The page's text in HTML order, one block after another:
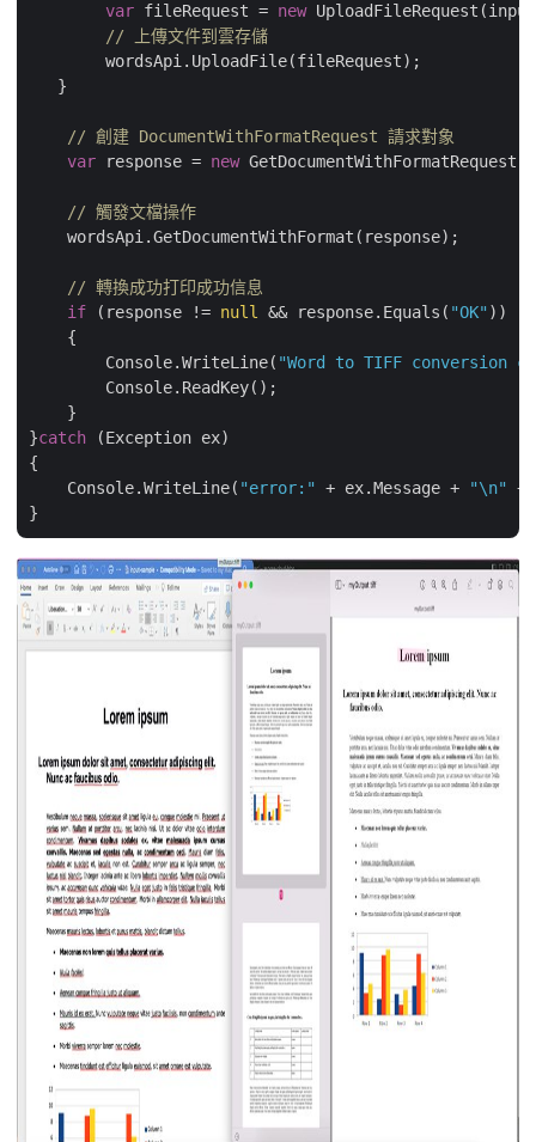
var fileRequest = new
// 上傳文件到雲存儲
        wordsApi.UploadFile(fileRequest);
   }
// 創建 DocumentWithFormatRequest 請求對象
var response = new GetDocumentWithFormatRequest(
// 觸發文檔操作
    wordsApi.GetDocumentWithFormat(response);
// 轉換成功打印成功信息
if (response != null && response.Equals( "OK" ))
    {
        Console.WriteLine(
"Word to TIFF conversion
        Console.ReadKey();
    }
}catch (Exception ex)
{
    Console.WriteLine(
"error:" + ex.Message + "\n"
+